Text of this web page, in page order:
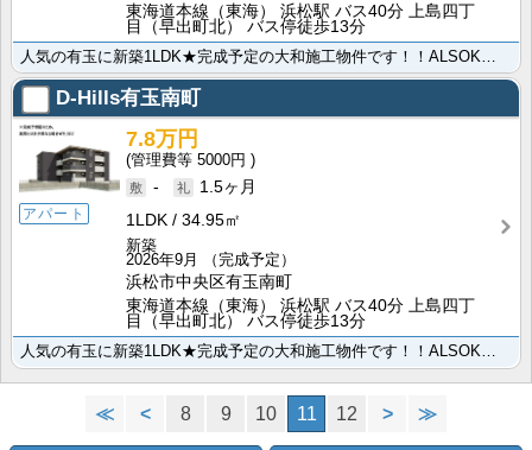
東海道本線（東海） 浜松駅 バス40分 上島四丁
目（早出町北） バス停徒歩13分
人気の有玉に新築1LDK★完成予定の大和施工物件です！！ALSOKやオートロックなどの防犯面も安心で･･･
D-Hills有玉南町
アパート
7.8万円
5000円
-
1.5ヶ月
1LDK
34.95㎡
新築
2026年9月
（完成予定）
浜松市中央区有玉南町
東海道本線（東海） 浜松駅 バス40分 上島四丁
目（早出町北） バス停徒歩13分
人気の有玉に新築1LDK★完成予定の大和施工物件です！！ALSOKやオートロックなどの防犯面も安心で･･･
≪ < 8 9 10 11 12 > ≫